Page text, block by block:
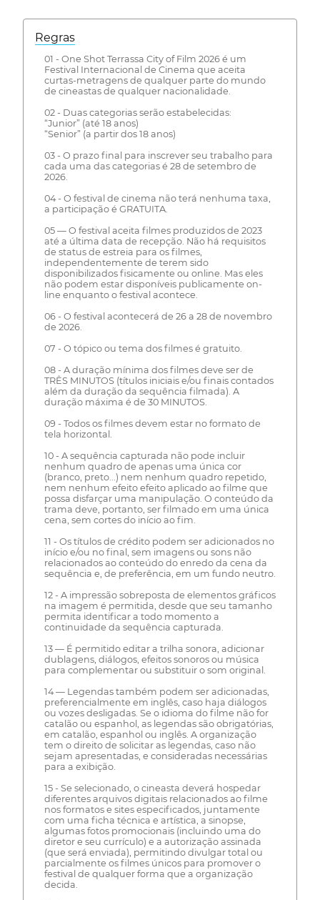
Regras
01 - One Shot Terrassa City of Film 2026 é um
Festival Internacional de Cinema que aceita
curtas-metragens de qualquer parte do mundo
de cineastas de qualquer nacionalidade.
02 - Duas categorias serão estabelecidas:
“Junior” (até 18 anos)
“Senior” (a partir dos 18 anos)
03 - O prazo final para inscrever seu trabalho para
cada uma das categorias é 28 de setembro de
2026.
04 - O festival de cinema não terá nenhuma taxa,
a participação é GRATUITA.
05 — O festival aceita filmes produzidos de 2023
até a última data de recepção. Não há requisitos
de status de estreia para os filmes,
independentemente de terem sido
disponibilizados fisicamente ou online. Mas eles
não podem estar disponíveis publicamente on-
line enquanto o festival acontece.
06 - O festival acontecerá de 26 a 28 de novembro
de 2026.
07 - O tópico ou tema dos filmes é gratuito.
08 - A duração mínima dos filmes deve ser de
TRÊS MINUTOS (títulos iniciais e/ou finais contados
além da duração da sequência filmada). A
duração máxima é de 30 MINUTOS.
09 - Todos os filmes devem estar no formato de
tela horizontal.
10 - A sequência capturada não pode incluir
nenhum quadro de apenas uma única cor
(branco, preto...) nem nenhum quadro repetido,
nem nenhum efeito efeito aplicado ao filme que
possa disfarçar uma manipulação. O conteúdo da
trama deve, portanto, ser filmado em uma única
cena, sem cortes do início ao fim.
11 - Os títulos de crédito podem ser adicionados no
início e/ou no final, sem imagens ou sons não
relacionados ao conteúdo do enredo da cena da
sequência e, de preferência, em um fundo neutro.
12 - A impressão sobreposta de elementos gráficos
na imagem é permitida, desde que seu tamanho
permita identificar a todo momento a
continuidade da sequência capturada.
13 — É permitido editar a trilha sonora, adicionar
dublagens, diálogos, efeitos sonoros ou música
para complementar ou substituir o som original.
14 — Legendas também podem ser adicionadas,
preferencialmente em inglês, caso haja diálogos
ou vozes desligadas. Se o idioma do filme não for
catalão ou espanhol, as legendas são obrigatórias,
em catalão, espanhol ou inglês. A organização
tem o direito de solicitar as legendas, caso não
sejam apresentadas, e consideradas necessárias
para a exibição.
15 - Se selecionado, o cineasta deverá hospedar
diferentes arquivos digitais relacionados ao filme
nos formatos e sites especificados, juntamente
com uma ficha técnica e artística, a sinopse,
algumas fotos promocionais (incluindo uma do
diretor e seu currículo) e a autorização assinada
(que será enviada), permitindo divulgar total ou
parcialmente os filmes únicos para promover o
festival de qualquer forma que a organização
decida.